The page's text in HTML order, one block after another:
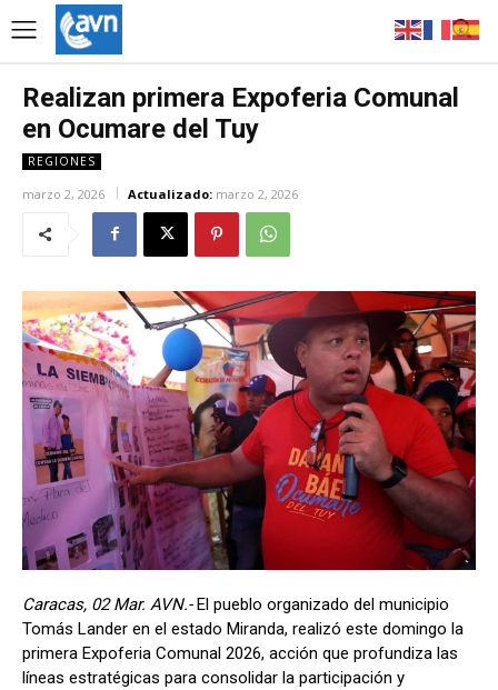
Realizan primera Expoferia Comunal
en Ocumare del Tuy
REGIONES
marzo 2, 2026 Actualizado: marzo 2, 2026
Caracas, 02 Mar. AVN.- El pueblo organizado del municipio
Tomás Lander en el estado Miranda, realizó este domingo la
primera Expoferia Comunal 2026, acción que profundiza las
líneas estratégicas para consolidar la participación y